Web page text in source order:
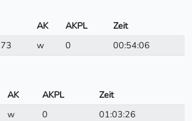
AK AKPL
Zeit
w 0 00:54:06
AK AKPL
Zeit
w 0 01:03:26